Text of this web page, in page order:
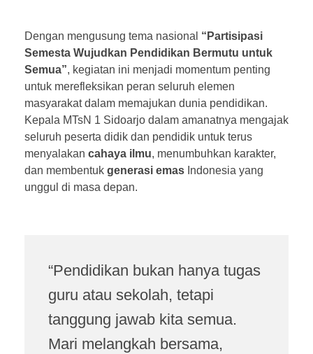
Dengan mengusung tema nasional “Partisipasi
Semesta Wujudkan Pendidikan Bermutu untuk
Semua”, kegiatan ini menjadi momentum penting
untuk merefleksikan peran seluruh elemen
masyarakat dalam memajukan dunia pendidikan.
Kepala MTsN 1 Sidoarjo dalam amanatnya mengajak
seluruh peserta didik dan pendidik untuk terus
menyalakan cahaya ilmu, menumbuhkan karakter,
dan membentuk generasi emas Indonesia yang
unggul di masa depan.
“Pendidikan bukan hanya tugas
guru atau sekolah, tetapi
tanggung jawab kita semua.
Mari melangkah bersama,